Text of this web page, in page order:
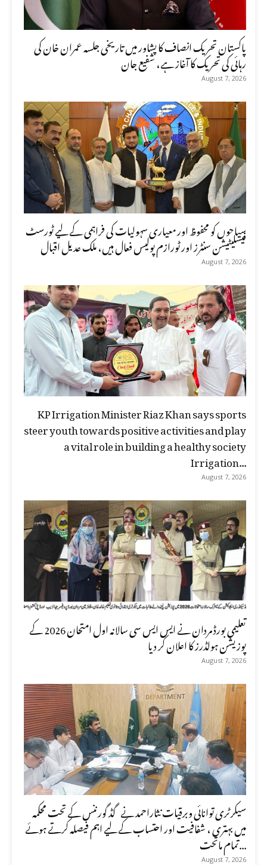
پاکستان تحریک انصاف کا پشاور میں تاریخی جلسہ عمران خان کی
رہائی کی تحریک کا آغاز ہے، شفیع جان
August 7, 2026
سیاحوں کو محفوظ اور معیاری سہولیات کی فراہمی کے لیے ٹورسٹ
فیسلیٹیشن سنٹرز اور ٹورازم پولیس فعال ہیں، ملک عدیل اقبال
August 7, 2026
KP Irrigation Minister Riaz Khan says sports
steer youth towards positive activities and play
a vital role in building a healthy society
Irrigation...
August 7, 2026
تعلیمی بورڈ مردان نے ایس ایس سی سالانہ اول امتحان 2026 کے
پوزیشن ہولڈرز کا اعلان کر دیا
August 7, 2026
سیکرٹری توانائی وبرقیات نثاراحمد نے گڈ گورننس کے تحت محکمہ
میں بہتری ، شفافیت اور احتساب کے لیے اہم فیصلہ کرتے ہوئے
تمام ماتحت...
August 7, 2026